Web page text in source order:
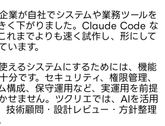
業が自社でシステムや業務ツールを
く下がりました。Claude Code な
れまでよりも速く試作し、形にして
います。
えるシステムにするためには、機能
分です。セキュリティ、権限管理、
構成、保守運用など、実運用を前提
せません。ツクリエでは、AIを活用
技術顧問・設計レビュー・方針整理